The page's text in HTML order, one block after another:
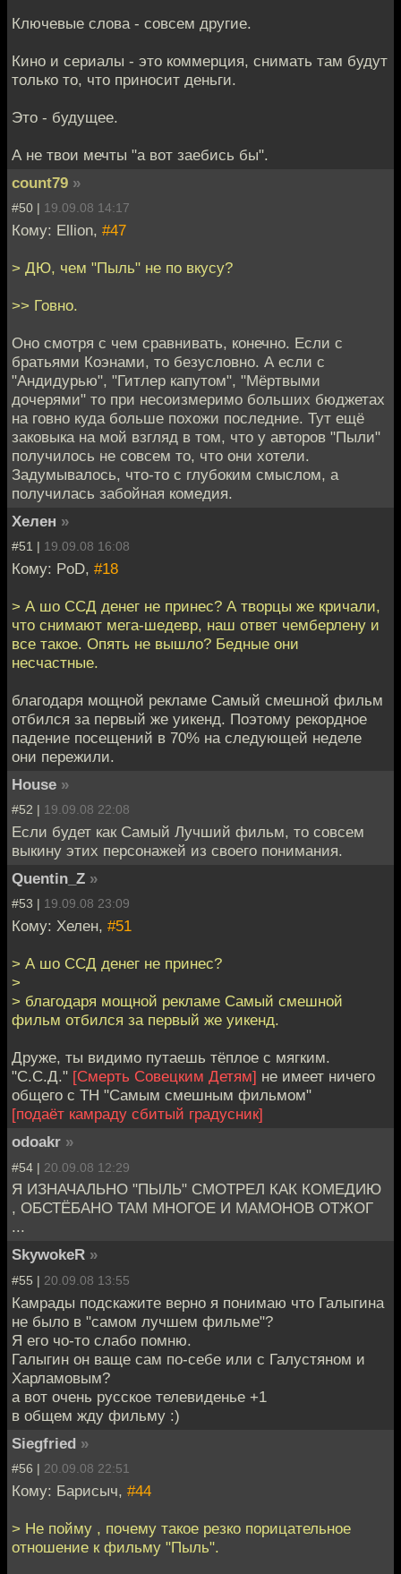
Ключевые слова - совсем другие.
Кино и сериалы - это коммерция, снимать там будут
только то, что приносит деньги.
Это - будущее.
А не твои мечты "а вот заебись бы".
count79 »
#50 | 19.09.08 14:17
Кому: Ellion, #47
> ДЮ, чем "Пыль" не по вкусу?
>> Говно.
Оно смотря с чем сравнивать, конечно. Если с
братьями Коэнами, то безусловно. А если с
"Андидурью", "Гитлер капутом", "Мёртвыми
дочерями" то при несоизмеримо больших бюджетах
на говно куда больше похожи последние. Тут ещё
заковыка на мой взгляд в том, что у авторов "Пыли"
получилось не совсем то, что они хотели.
Задумывалось, что-то с глубоким смыслом, а
получилась забойная комедия.
Хелен »
#51 | 19.09.08 16:08
Кому: PoD, #18
> А шо ССД денег не принес? А творцы же кричали,
что снимают мега-шедевр, наш ответ чемберлену и
все такое. Опять не вышло? Бедные они
несчастные.
благодаря мощной рекламе Самый смешной фильм
отбился за первый же уикенд. Поэтому рекордное
падение посещений в 70% на следующей неделе
они пережили.
House »
#52 | 19.09.08 22:08
Если будет как Самый Лучший фильм, то совсем
выкину этих персонажей из своего понимания.
Quentin_Z »
#53 | 19.09.08 23:09
Кому: Хелен, #51
> А шо ССД денег не принес?
>
> благодаря мощной рекламе Самый смешной
фильм отбился за первый же уикенд.
Друже, ты видимо путаешь тёплое с мягким.
"С.С.Д." [Смерть Совецким Детям] не имеет ничего
общего с ТН "Самым смешным фильмом"
[подаёт камраду сбитый градусник]
odoakr »
#54 | 20.09.08 12:29
Я ИЗНАЧАЛЬНО "ПЫЛЬ" СМОТРЕЛ КАК КОМЕДИЮ
, ОБСТЁБАНО ТАМ МНОГОЕ И МАМОНОВ ОТЖОГ
...
SkywokeR »
#55 | 20.09.08 13:55
Камрады подскажите верно я понимаю что Галыгина
не было в "самом лучшем фильме"?
Я его чо-то слабо помню.
Галыгин он ваще сам по-себе или с Галустяном и
Харламовым?
а вот очень русское телевиденье +1
в общем жду фильму :)
Siegfried »
#56 | 20.09.08 22:51
Кому: Барисыч, #44
> Не пойму , почему такое резко порицательное
отношение к фильму "Пыль".